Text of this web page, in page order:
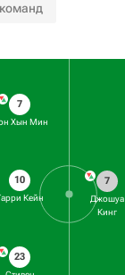
7
Хын Мин
10
Кейн
23
7
Джошуа
Кинг